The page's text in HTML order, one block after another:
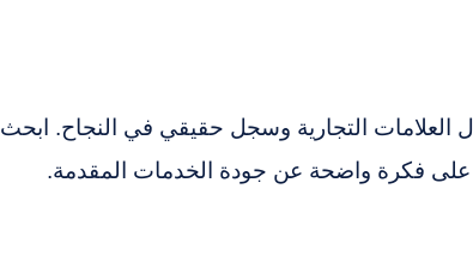
العلامات التجارية وسجل حقيقي في النجاح. ابحث
فكرة واضحة عن جودة الخدمات المقدمة.